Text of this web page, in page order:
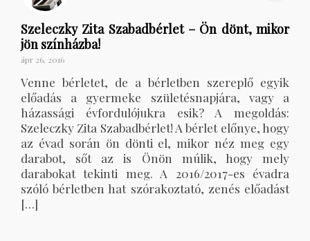
Szeleczky Zita Szabadbérlet – Ön dönt, mikor
jön színházba!
ápr 26, 2016
Venne bérletet, de a bérletben szereplő egyik
előadás a gyermeke születésnapjára, vagy a
házassági évfordulójukra esik? A megoldás:
Szeleczky Zita Szabadbérlet! A bérlet előnye, hogy
az évad során ön dönti el, mikor néz meg egy
darabot, sőt az is Önön múlik, hogy mely
darabokat tekinti meg. A 2016/2017-es évadra
szóló bérletben hat szórakoztató, zenés előadást
[…]